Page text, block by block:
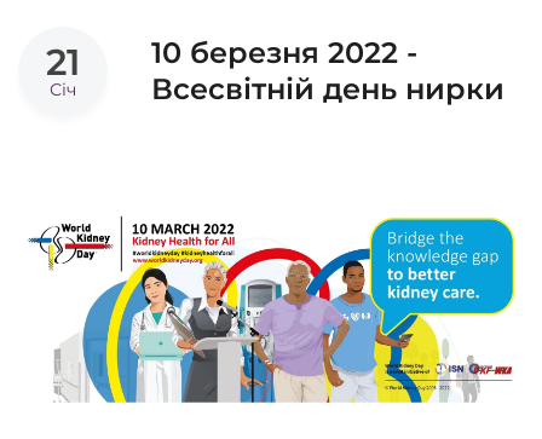
21
Січ
10 березня 2022 -
Всесвітній день нирки